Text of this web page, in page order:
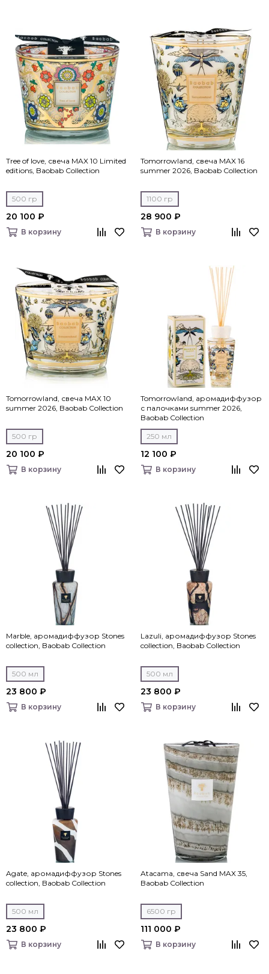
Tree of love, свеча MAX 10 Limited
editions, Baobab Collection
500 гр
20 100 ₽
В корзину
Tomorrowland, свеча MAX 16
summer 2026, Baobab Collection
1100 гр
28 900 ₽
В корзину
Tomorrowland, свеча MAX 10
summer 2026, Baobab Collection
500 гр
20 100 ₽
В корзину
Tomorrowland, аромадиффузор
с палочками summer 2026,
Baobab Collection
250 мл
12 100 ₽
В корзину
Marble, аромадиффузор Stones
collection, Baobab Collection
500 мл
23 800 ₽
В корзину
Lazuli, аромадиффузор Stones
collection, Baobab Collection
500 мл
23 800 ₽
В корзину
Agate, аромадиффузор Stones
collection, Baobab Collection
500 мл
23 800 ₽
В корзину
Atacama, свеча Sand MAX 35,
Baobab Collection
6500 гр
111 000 ₽
В корзину